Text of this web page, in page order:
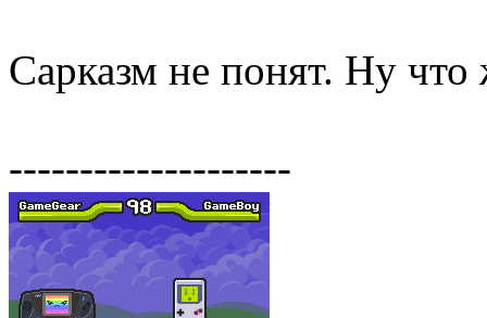
Сарказм не понят. Ну что
--------------------